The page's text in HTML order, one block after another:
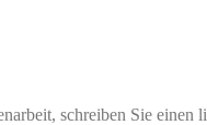
schreiben Sie einen